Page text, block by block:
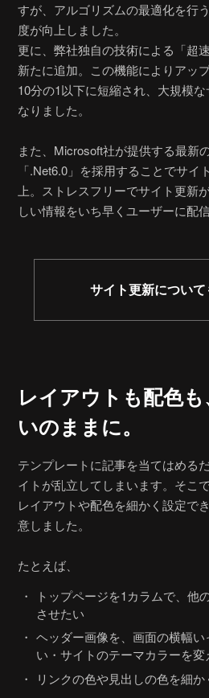
すが、アルゴリズムの最適化を行
度が向上しました。
更に、弊社独自の技術による「超
新たに追加。この機能によりアッ
10分の1以下に短縮され、大規模
なりました。
また、Microsoft社が提供する最新
「.Net6.0」を採用することでサイ
上。ストレスフリーでサイト更新
しい情報をいち早くユーザーに配
サイト更新について
レイアウトも配色も
いのままに。
テンプレートに記事を当てはめる
イトが乱立してしまいます。そこ
レイアウトや配色を細かく設定で
意しました。
たとえば、
トップページを1カラムで、他
させたい
ヘッダー画像を、画面の横幅
い・サイトのテーマカラーを変
リンクの色や見出しの色を細